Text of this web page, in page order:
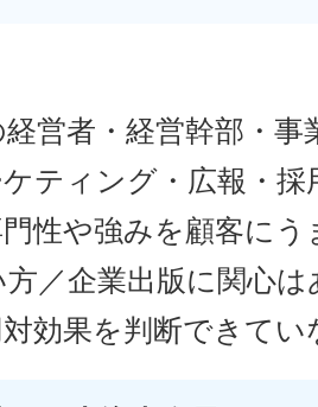
経営者・経営幹部・事
ティング・広報・採
性や強みを顧客に
／企業出版に関心
効果を判断できてい